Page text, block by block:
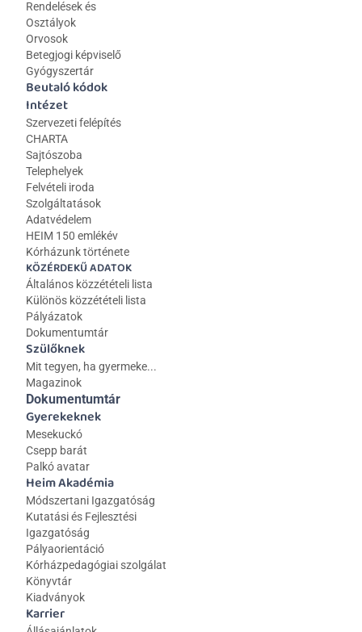
Rendelések és
Osztályok
Orvosok
Betegjogi képviselő
Gyógyszertár
Beutaló kódok
Intézet
Szervezeti felépítés
CHARTA
Sajtószoba
Telephelyek
Felvételi iroda
Szolgáltatások
Adatvédelem
HEIM 150 emlékév
Kórházunk története
KÖZÉRDEKŰ ADATOK
Általános közzétételi lista
Különös közzétételi lista
Pályázatok
Dokumentumtár
Szülőknek
Mit tegyen, ha gyermeke...
Magazinok
Gyerekeknek
Mesekuckó
Csepp barát
Palkó avatar
Heim Akadémia
Módszertani Igazgatóság
Kutatási és Fejlesztési
Igazgatóság
Pályaorientáció
Kórházpedagógiai szolgálat
Könyvtár
Kiadványok
Karrier
Dokumentumtár